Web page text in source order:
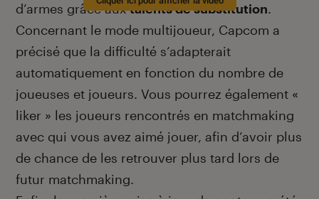
d’armes grâce auxtalents de substitution.
Concernant le mode multijoueur, Capcom a
précisé que la difficulté s’adapterait
automatiquement en fonction du nombre de
joueuses et joueurs. Vous pourrez également «
liker » les joueurs rencontrés en matchmaking
avec qui vous avez aimé jouer, afin d’avoir plus
de chance de les retrouver plus tard lors de
futur matchmaking.